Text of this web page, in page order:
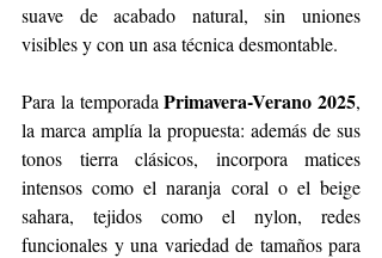
suave de acabado natural, sin uniones
visibles y con un asa técnica desmontable.
Para la temporada Primavera-Verano 2025,
la marca amplía la propuesta: además de sus
tonos tierra clásicos, incorpora matices
intensos como el naranja coral o el beige
sahara, tejidos como el nylon, redes
funcionales y una variedad de tamaños para